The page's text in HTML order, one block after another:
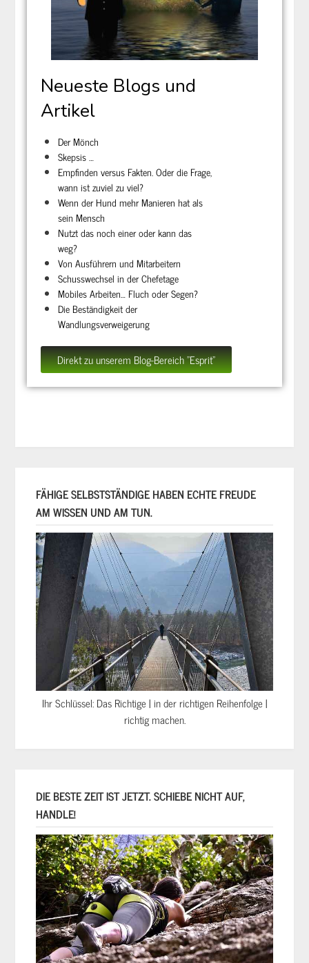
Neueste Blogs und
Artikel
Der Mönch
Skepsis …
Empfinden versus Fakten. Oder die Frage,
wann ist zuviel zu viel?
Wenn der Hund mehr Manieren hat als
sein Mensch
Nutzt das noch einer oder kann das
weg?
Von Ausführern und Mitarbeitern
Schusswechsel in der Chefetage
Mobiles Arbeiten… Fluch oder Segen?
Die Beständigkeit der
Wandlungsverweigerung
Direkt zu unserem Blog-Bereich "Esprit"
FÄHIGE SELBSTSTÄNDIGE HABEN ECHTE FREUDE
AM WISSEN UND AM TUN.
Ihr Schlüssel: Das Richtige | in der richtigen Reihenfolge |
richtig machen.
DIE BESTE ZEIT IST JETZT. SCHIEBE NICHT AUF,
HANDLE!